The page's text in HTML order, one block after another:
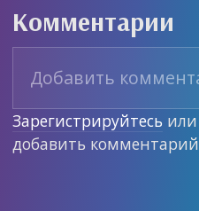
Комментарии
Зарегистрируйтесь или
добавить комментарий